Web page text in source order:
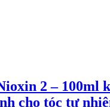
2 – 100ml
cho tóc tự